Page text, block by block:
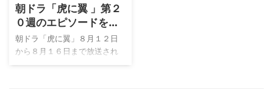
て視聴が可能です。 誰が、何
に目覚めたのか？ 中宮彰子
が、父道長の悪夢から目覚め
た？ あくまでも推測ですが、
藤原道長の娘として生まれ育
朝ドラ「虎に翼 」第２
０週のエピソードを総
まとめ 動画配信で見
たい方へ
朝ドラ「虎に翼」８月１２日
から８月１６日まで放送され
た２０週目の紹介です。 週間